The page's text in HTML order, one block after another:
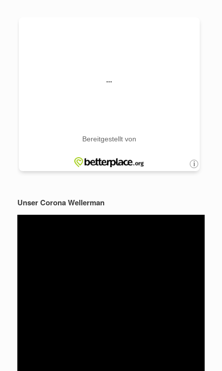
Unser Corona Wellerman